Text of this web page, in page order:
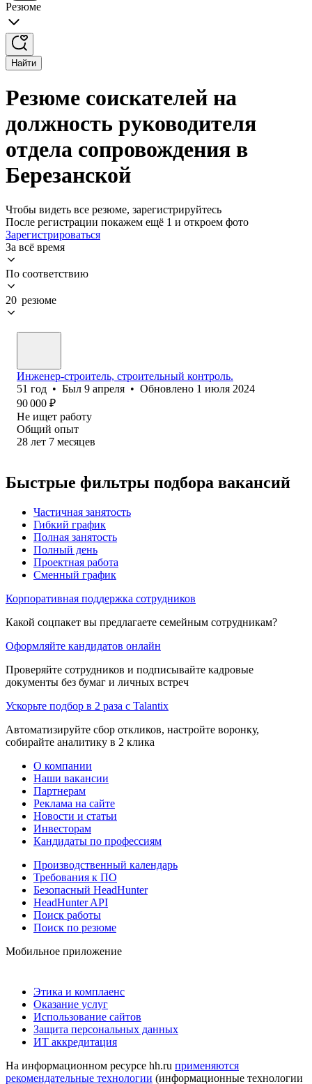
Резюме
Найти
Резюме соискателей на
должность руководителя
отдела сопровождения в
Березанской
Чтобы видеть все резюме, зарегистрируйтесь
После регистрации покажем ещё 1 и откроем фото
Зарегистрироваться
За всё время
По соответствию
20 резюме
Инженер-строитель, строительный контроль.
51 год • Был 9 апреля • Обновлено 1 июля 2024
90 000 ₽
Не ищет работу
Общий опыт
28 лет 7 месяцев
Быстрые фильтры подбора вакансий
Частичная занятость
Гибкий график
Полная занятость
Полный день
Проектная работа
Сменный график
Корпоративная поддержка сотрудников
Какой соцпакет вы предлагаете семейным сотрудникам?
Оформляйте кандидатов онлайн
Проверяйте сотрудников и подписывайте кадровые
документы без бумаг и личных встреч
Ускорьте подбор в 2 раза с Talantix
Автоматизируйте сбор откликов, настройте воронку,
собирайте аналитику в 2 клика
О компании
Наши вакансии
Партнерам
Реклама на сайте
Новости и статьи
Инвесторам
Кандидаты по профессиям
Производственный календарь
Требования к ПО
Безопасный HeadHunter
HeadHunter API
Поиск работы
Поиск по резюме
Мобильное приложение
Этика и комплаенс
Оказание услуг
Использование сайтов
Защита персональных данных
ИТ аккредитация
На информационном ресурсе hh.ru применяются
рекомендательные технологии (информационные технологии